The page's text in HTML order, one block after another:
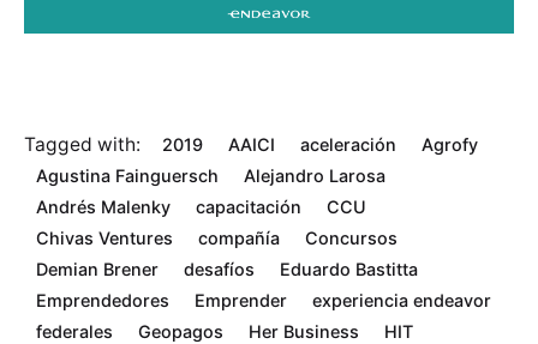
Tagged with: 2019 AAICI aceleración
Agrofy
Agustina Fainguersch
Alejandro Larosa
Andrés Malenky
capacitación
CCU
Chivas Ventures
compañía
Concursos
Demian Brener
desafíos
Eduardo Bastitta
Emprendedores
Emprender
experiencia endeavor
federales
Geopagos Her Business
HIT